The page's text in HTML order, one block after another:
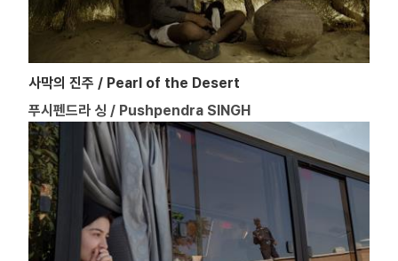
사막의 진주 / Pearl of the Desert
푸시펜드라 싱 / Pushpendra SINGH